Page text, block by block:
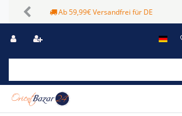
Sichere Zahlungsmöglichkeiten
Previous